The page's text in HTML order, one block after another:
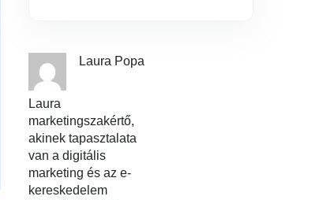
Laura Popa
Laura
marketingszakértő,
akinek tapasztalata
van a digitális
marketing és az e-
kereskedelem